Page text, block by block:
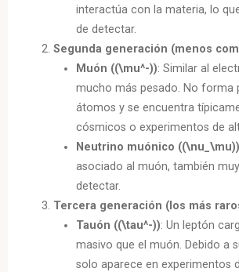
interactúa con la materia, lo
de detectar.
Segunda generación (menos
Muón ((\mu^-)): Similar al
mucho más pesado. No forma
átomos y se encuentra
cósmicos o experimentos de
Neutrino muónico ((\nu_\mu))
asociado al muón, también
detectar.
Tercera generación (los más
Tauón ((\tau^-)): Un leptón
masivo que el muón. Debido a
solo aparece en experimentos